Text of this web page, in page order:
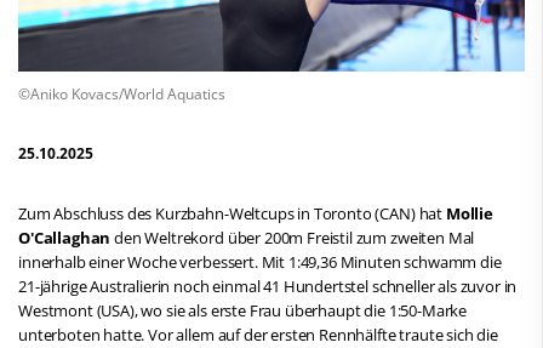
©Aniko Kovacs/World Aquatics
25.10.2025
Zum Abschluss des Kurzbahn-Weltcups in Toronto (CAN) hat Mollie
O'Callaghan den Weltrekord über 200m Freistil zum zweiten Mal
innerhalb einer Woche verbessert. Mit 1:49,36 Minuten schwamm die
21-jährige Australierin noch einmal 41 Hundertstel schneller als zuvor in
Westmont (USA), wo sie als erste Frau überhaupt die 1:50-Marke
unterboten hatte. Vor allem auf der ersten Rennhälfte traute sich die